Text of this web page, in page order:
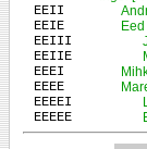
EEII
EEIE
EEIII
EEIIE
EEEI
EEEE
EEEEI
EEEEE